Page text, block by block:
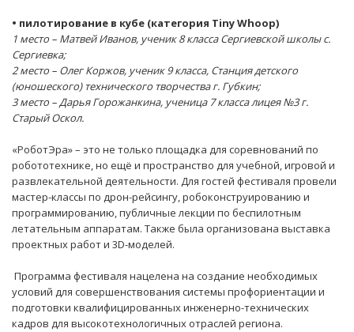
• пилотирование в кубе (категория Tiny Whoop)
1 место – Матвей Иванов, ученик 8 класса Сергиевской школы с.
Сергиевка;
2 место – Олег Коржов, ученик 9 класса, Станция детского
(юношеского) технического творчества г. Губкин;
3 место – Дарья Горожанкина, ученица 7 класса лицея №3 г.
Старый Оскол.
«РоботЭра» – это не только площадка для соревнований по
робототехнике, но ещё и пространство для учебной, игровой и
развлекательной деятельности. Для гостей фестиваля провели
мастер-классы по дрон-рейсингу, робоконструированию и
программированию, публичные лекции по беспилотным
летательным аппаратам. Также была организована выставка
проектных работ и 3D-моделей.
Программа фестиваля нацелена на создание необходимых
условий для совершенствования системы профориентации и
подготовки квалифицированных инженерно-технических
кадров для высокотехнологичных отраслей региона.